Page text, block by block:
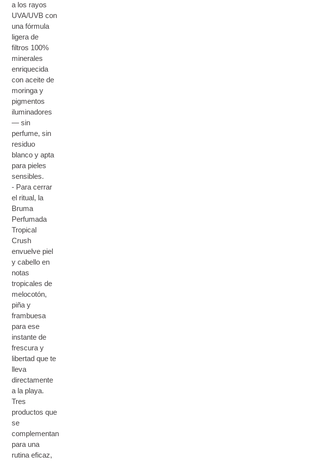
a los rayos
UVA/UVB con
una fórmula
ligera de
filtros 100%
minerales
enriquecida
con aceite de
moringa y
pigmentos
iluminadores
— sin
perfume, sin
residuo
blanco y apta
para pieles
sensibles.
- Para cerrar
el ritual, la
Bruma
Perfumada
Tropical
Crush
envuelve piel
y cabello en
notas
tropicales de
melocotón,
piña y
frambuesa
para ese
instante de
frescura y
libertad que te
lleva
directamente
a la playa.
Tres
productos que
se
complementan
para una
rutina eficaz,